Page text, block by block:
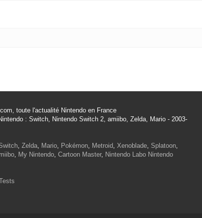
toute l'actualité Nintendo en France
: Switch, Nintendo Switch 2, amiibo, Zelda, Mario - 2003-
, Zelda, Mario, Pokémon, Metroid Xenoblade, Splatoon,
, My Nintendo, Cartoon Master, Nintendo Labo Nintendo